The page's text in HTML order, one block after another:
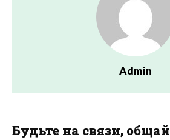
Admin
Будьте на связи,